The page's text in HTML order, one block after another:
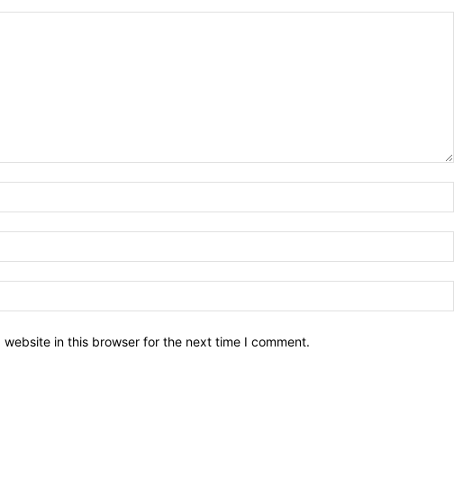
website in this browser for the next time I comment.